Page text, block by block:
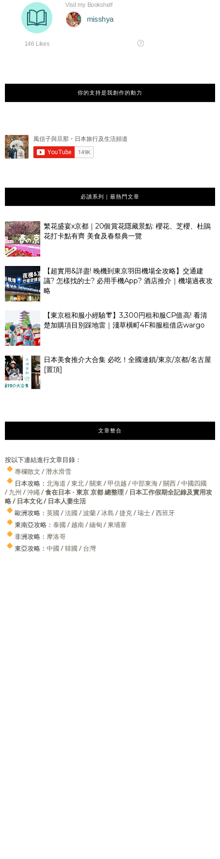
你的支持是我創作的動力
必讀系列｜最熱門文章
繁花盛宴x京都｜20個賞花隱藏景點: 櫻花、芝櫻、杜鵑
花打卡點有齊 美食及春祭典一覽
【超實用&詳盡! 晚機到東京羽田機場全攻略】交通建
議? 怎樣找的士? 必用手機App? 酒店推介｜機場過夜攻
略
【東京租和服小經驗👘】3,300円租和服CP值高! 看清
楚加購項目別踩地雷｜淺草橫町4F和服租借店wargo
日本美食推介大合集 必吃！全國連鎖/東京/京都/名古屋
[置頂]
文章整合
按以下連結進行文章目錄：
專欄散文 /潛水滑雪
日本攻略： 北海道 /東北/關東 /甲信越 /中部東海/關西/中國四國
/ 九州 /沖繩 /食在日本 - 東京 京都 總整理/ 日本工作假期全記錄及實用攻
略/ 日本文化/ 日本人妻生活
歐洲攻略： 英國 /法國 /波蘭/ 冰島 /捷克/瑞士/西班牙
東南亞攻略： 泰國 / 越南/緬甸 / 柬埔寨
非洲攻略： 摩洛哥
東亞攻略： 中國 /韓國 / 台灣